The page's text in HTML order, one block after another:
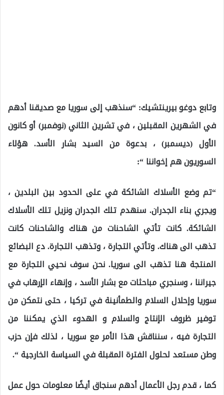
وتابع دوغو بيرينتشيك: “سنذهب إلى سوريا مع صديقنا أدهم
في الشهرين المقبلين ، في تشرين الثاني (نوفمبر) أو كانون
الأول (ديسمبر) ، بدعوة من السيد بشار الأسد. هؤلاء
السوريون هم إخواننا “:
“تم وضع الأسلاك الشائكة في على الحدود بين البلدين ،
ويجري بناء الجدران. سنهدم تلك الجدران ونزيل تلك الأسلاك
الشائكة. كانت تأتي الشاحنات من هناك والشاحنات كانت
تذهب الى هناك. وتأتي التجارة ، وتذهب التجارة. دع البضائع
المنتجة هنا تذهب الى سوريا. نحن سوف نحيي التجارة مع
جيراننا ، وسنجري مباحثات مع بشار الأسد ، وإنهاء الإرهاب في
سوريا وإحلال السلام والطمأنينة في تركيا ، حتى نتمكن من
توفير ظروف الإنتاج والسلام و الهدوء الذي يمكننا من
التجارة فيه ، سنناقش هذا الأمر مع سوريا ، لذلك فإن حزب
وطن مستعد لحلول الفترة المقبلة في السياسة الخارجية “.
كما ، قدم رجل الأعمال أدهم سنجاق أيضًا معلومات حول عمل